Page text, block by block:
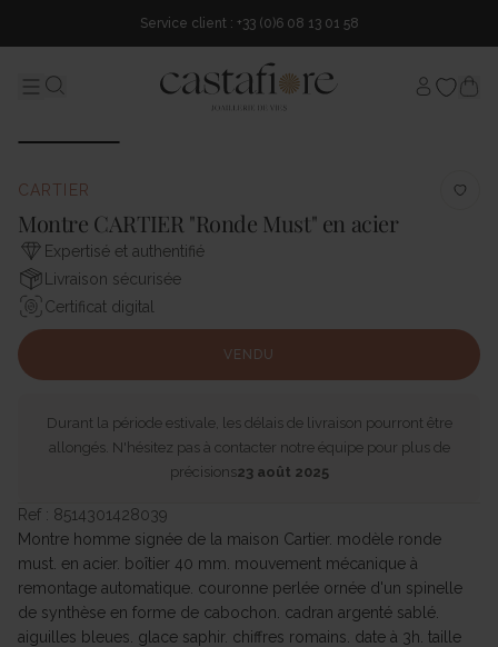
Service client : +33 (0)6 08 13 01 58
Menu
Mon
CARTIER
Montre CARTIER "Ronde Must" en acier
Expertisé et authentifié
Livraison sécurisée
Certificat digital
VENDU
Durant la période estivale, les délais de livraison pourront être
allongés. N'hésitez pas à contacter notre équipe pour plus de
précisions23 août 2025
Ref : 8514301428039
Montre homme signée de la maison Cartier. modèle ronde
must. en acier. boîtier 40 mm. mouvement mécanique à
remontage automatique. couronne perlée ornée d'un spinelle
de synthèse en forme de cabochon. cadran argenté sablé.
aiguilles bleues. glace saphir. chiffres romains. date à 3h. taille